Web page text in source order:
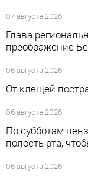
07 августа 2026
Глава
преображение
06 августа 2026
От клещей
06 августа 2026
По субботам
полость рта,
06 августа 2026